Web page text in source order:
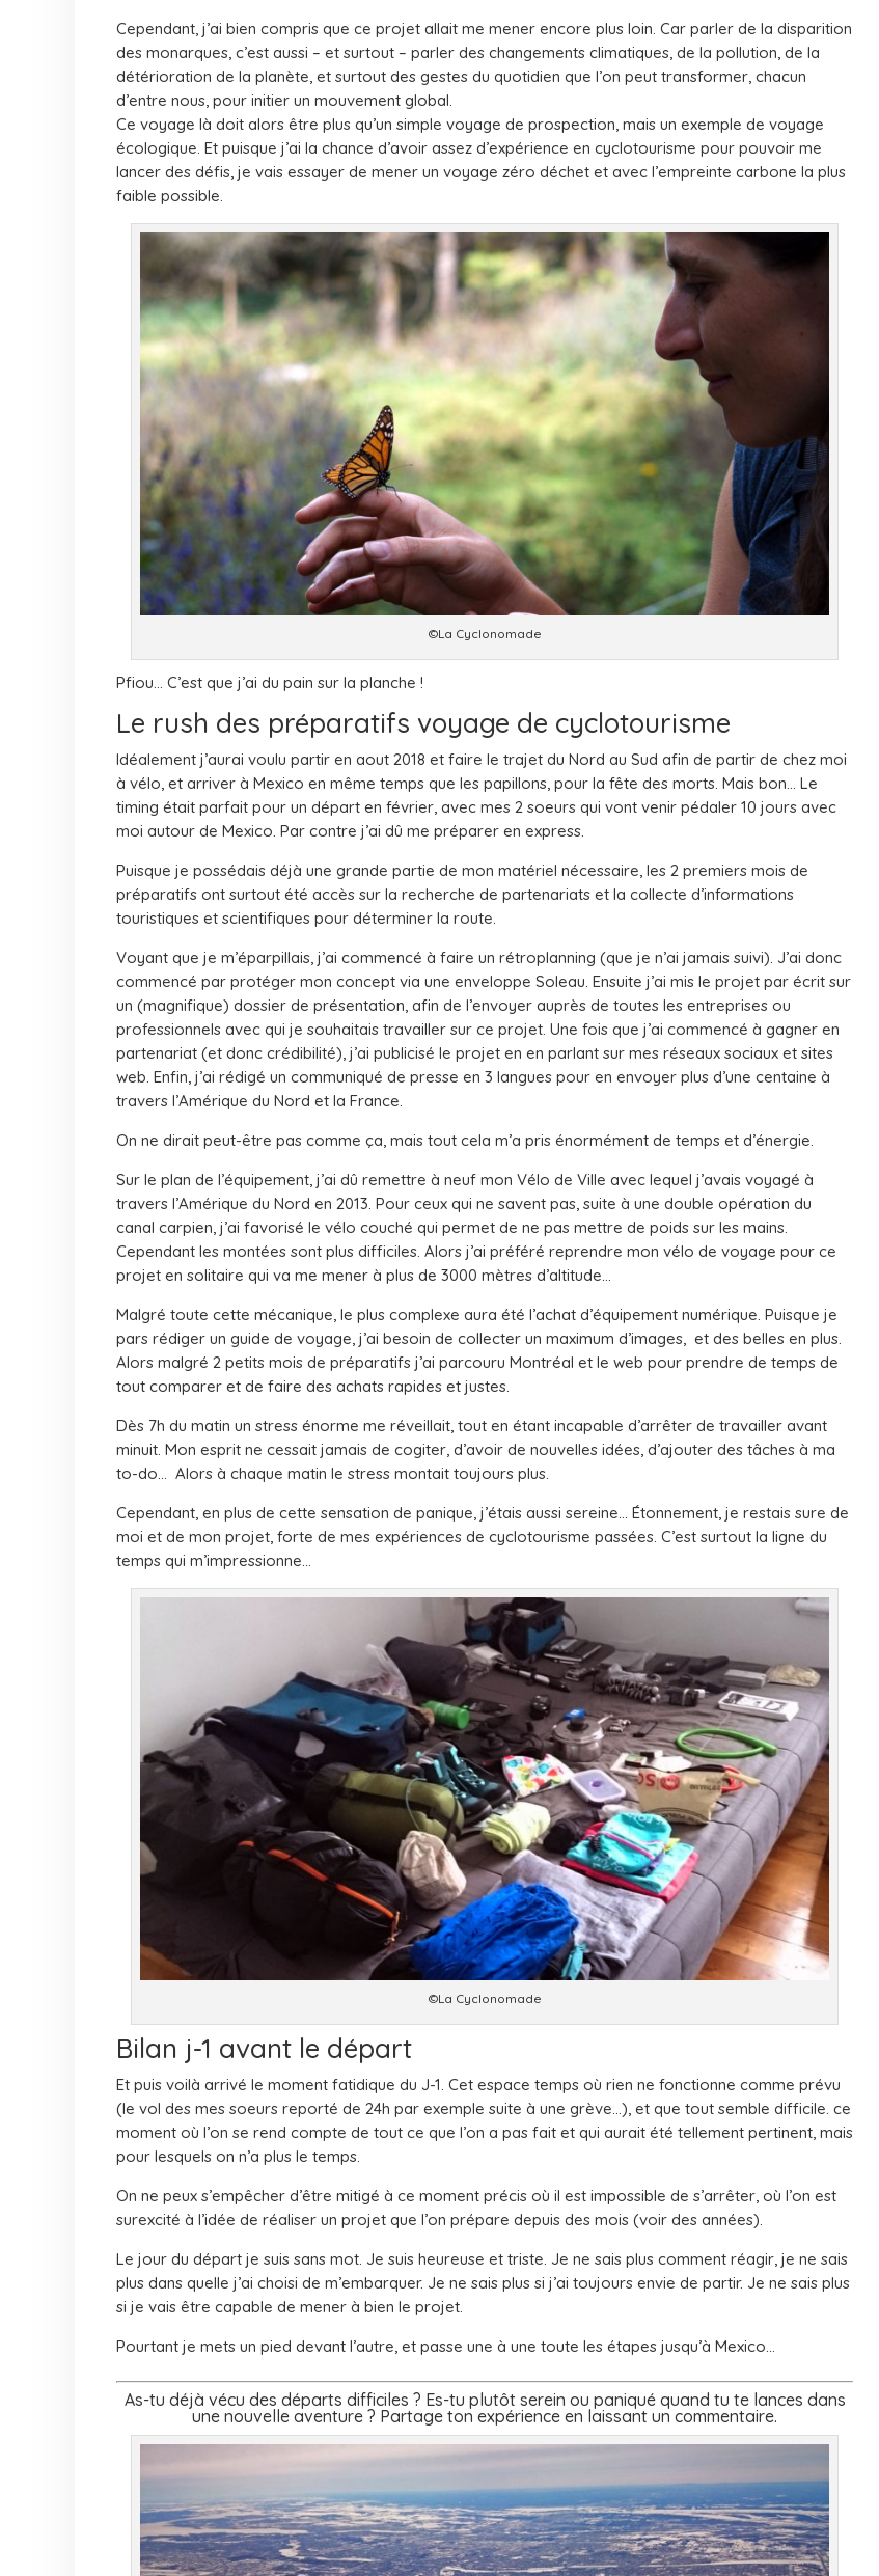
Cependant, j’ai bien compris que ce projet allait me mener encore plus loin. Car parler de la disparition
des monarques, c’est aussi – et surtout – parler des changements climatiques, de la pollution, de la
détérioration de la planète, et surtout des gestes du quotidien que l’on peut transformer, chacun
d’entre nous, pour initier un mouvement global.
Ce voyage là doit alors être plus qu’un simple voyage de prospection, mais un exemple de voyage
écologique. Et puisque j’ai la chance d’avoir assez d’expérience en cyclotourisme pour pouvoir me
lancer des défis, je vais essayer de mener un voyage zéro déchet et avec l’empreinte carbone la plus
faible possible.
©La Cyclonomade
Pfiou… C’est que j’ai du pain sur la planche !
Le rush des préparatifs voyage de cyclotourisme
Idéalement j’aurai voulu partir en aout 2018 et faire le trajet du Nord au Sud afin de partir de chez moi
à vélo, et arriver à Mexico en même temps que les papillons, pour la fête des morts. Mais bon… Le
timing était parfait pour un départ en février, avec mes 2 soeurs qui vont venir pédaler 10 jours avec
moi autour de Mexico. Par contre j’ai dû me préparer en express.
Puisque je possédais déjà une grande partie de mon matériel nécessaire, les 2 premiers mois de
préparatifs ont surtout été accès sur la recherche de partenariats et la collecte d’informations
touristiques et scientifiques pour déterminer la route.
Voyant que je m’éparpillais, j’ai commencé à faire un rétroplanning (que je n’ai jamais suivi). J’ai donc
commencé par protéger mon concept via une enveloppe Soleau. Ensuite j’ai mis le projet par écrit sur
un (magnifique) dossier de présentation, afin de l’envoyer auprès de toutes les entreprises ou
professionnels avec qui je souhaitais travailler sur ce projet. Une fois que j’ai commencé à gagner en
partenariat (et donc crédibilité), j’ai publicisé le projet en en parlant sur mes réseaux sociaux et sites
web. Enfin, j’ai rédigé un communiqué de presse en 3 langues pour en envoyer plus d’une centaine à
travers l’Amérique du Nord et la France.
On ne dirait peut-être pas comme ça, mais tout cela m’a pris énormément de temps et d’énergie.
Sur le plan de l’équipement, j’ai dû remettre à neuf mon Vélo de Ville avec lequel j’avais voyagé à
travers l’Amérique du Nord en 2013. Pour ceux qui ne savent pas, suite à une double opération du
canal carpien, j’ai favorisé le vélo couché qui permet de ne pas mettre de poids sur les mains.
Cependant les montées sont plus difficiles. Alors j’ai préféré reprendre mon vélo de voyage pour ce
projet en solitaire qui va me mener à plus de 3000 mètres d’altitude…
Malgré toute cette mécanique, le plus complexe aura été l’achat d’équipement numérique. Puisque je
pars rédiger un guide de voyage, j’ai besoin de collecter un maximum d’images, et des belles en plus.
Alors malgré 2 petits mois de préparatifs j’ai parcouru Montréal et le web pour prendre de temps de
tout comparer et de faire des achats rapides et justes.
Dès 7h du matin un stress énorme me réveillait, tout en étant incapable d’arrêter de travailler avant
minuit. Mon esprit ne cessait jamais de cogiter, d’avoir de nouvelles idées, d’ajouter des tâches à ma
to-do… Alors à chaque matin le stress montait toujours plus.
Cependant, en plus de cette sensation de panique, j’étais aussi sereine… Étonnement, je restais sure de
moi et de mon projet, forte de mes expériences de cyclotourisme passées. C’est surtout la ligne du
temps qui m’impressionne…
©La Cyclonomade
Bilan j-1 avant le départ
Et puis voilà arrivé le moment fatidique du J-1. Cet espace temps où rien ne fonctionne comme prévu
(le vol des mes soeurs reporté de 24h par exemple suite à une grève…), et que tout semble difficile. ce
moment où l’on se rend compte de tout ce que l’on a pas fait et qui aurait été tellement pertinent, mais
pour lesquels on n’a plus le temps.
On ne peux s’empêcher d’être mitigé à ce moment précis où il est impossible de s’arrêter, où l’on est
surexcité à l’idée de réaliser un projet que l’on prépare depuis des mois (voir des années).
Le jour du départ je suis sans mot. Je suis heureuse et triste. Je ne sais plus comment réagir, je ne sais
plus dans quelle j’ai choisi de m’embarquer. Je ne sais plus si j’ai toujours envie de partir. Je ne sais plus
si je vais être capable de mener à bien le projet.
Pourtant je mets un pied devant l’autre, et passe une à une toute les étapes jusqu’à Mexico…
As-tu déjà vécu des départs difficiles ? Es-tu plutôt serein ou paniqué quand tu te lances dans
une nouvelle aventure ? Partage ton expérience en laissant un commentaire.